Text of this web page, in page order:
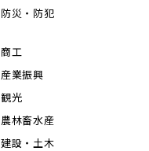
防災・防犯
商工
産業振興
観光
農林畜水産
建設・土木